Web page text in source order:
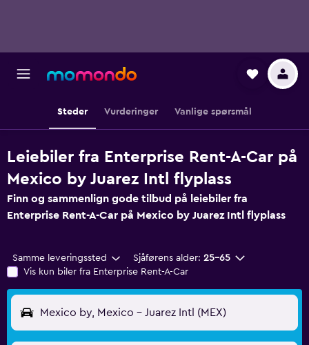
Steder Vurderinger Vanlige spørsmål
Leiebiler fra Enterprise Rent-A-Car på
Mexico by Juarez Intl flyplass
Finn og sammenlign gode tilbud på leiebiler fra
Enterprise Rent-A-Car på Mexico by Juarez Intl flyplass
Samme leveringssted Sjåførens alder: 25–65
Vis kun biler fra Enterprise Rent-A-Car
Mexico by, Mexico - Juarez Intl (MEX)